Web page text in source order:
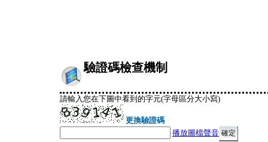
驗證碼檢查機制
請輸入您在下圖中看到的字元(字母區分大小寫)
更換驗證碼
播放圖檔聲音